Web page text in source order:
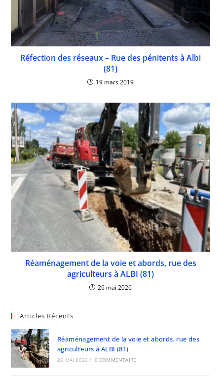
Réfection des réseaux – Rue des pénitents à Albi
(81)
19 mars 2019
Réaménagement de la voie et abords, rue des
agriculteurs à ALBI (81)
26 mai 2026
Articles Récents
Réaménagement de la voie et abords, rue des
agriculteurs à ALBI (81)
26 MAI 2026 / 0 COMMENTAIRE